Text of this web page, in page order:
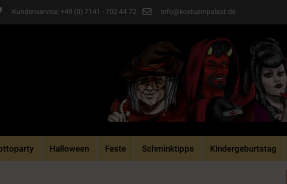
Kundenservice: +49 (0) 7141 - 702 44 72 info@kostuempalast.de
Halloween Feste Schminktipps Kindergeburtstag